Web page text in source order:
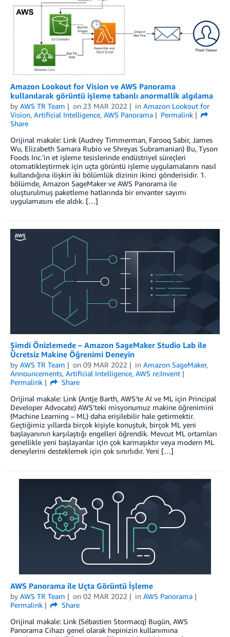
Amazon Lookout for Vision ve AWS Panorama
kullanılarak görüntü işleme tabanlı anormallik algılama
by AWS TR Team on 23 MAR 2022 in Amazon Lookout for
Vision, Artificial Intelligence, AWS Panorama
Permalink
Share
Orijinal makale: Link (Audrey Timmerman, Farooq Sabir, James
Wu, Elizabeth Samara Rubio ve Shreyas Subramanian) Bu, Tyson
Foods Inc.’in et işleme tesislerinde endüstriyel süreçleri
otomatikleştirmek için uçta görüntü işleme uygulamalarını nasıl
kullandığına ilişkin iki bölümlük dizinin ikinci gönderisidir. 1.
bölümde, Amazon SageMaker ve AWS Panorama ile
oluşturulmuş paketleme hatlarında bir envanter sayımı
uygulamasını ele aldık. […]
Şimdi Önizlemede – Amazon SageMaker Studio Lab ile
Ücretsiz Makine Öğrenimi Deneyin
by AWS TR Team on 09 MAR 2022 in Amazon SageMaker,
Announcements, Artificial Intelligence, AWS re:Invent
Permalink
Share
Orijinal makale: Link (Antje Barth, AWS’te AI ve ML için Principal
Developer Advocate) AWS’teki misyonumuz makine öğrenimini
(Machine Learning – ML) daha erişilebilir hale getirmektir.
Geçtiğimiz yıllarda birçok kişiyle konuştuk, birçok ML yeni
başlayanının karşılaştığı engelleri öğrendik. Mevcut ML ortamları
genellikle yeni başlayanlar için çok karmaşıktır veya modern ML
deneylerini desteklemek için çok sınırlıdır. Yeni […]
AWS Panorama ile Uçta Görüntü İşleme
by AWS TR Team on 02 MAR 2022 in AWS Panorama
Permalink
Share
Orijinal makale: Link (Sébastien Stormacq) Bugün, AWS
Panorama Cihazı genel olarak hepinizin kullanımına